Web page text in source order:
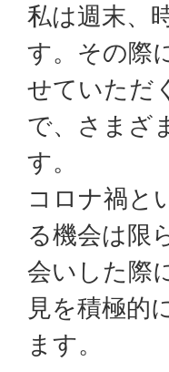
私は週末、
す。その際
せていただ
で、さまざ
す。
コロナ禍と
る機会は限
会いした際
見を積極的
ます。